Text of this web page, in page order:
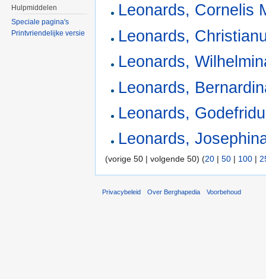
Leonards, Cornelis
Leonards,
Leonards,
Leonards,
Leonards,
Leonards,
(vorige 50 | volgende 50) (20 | 50 | 100 |
Hulpmiddelen
Speciale pagina's
Printvriendelijke versie
Privacybeleid Over Berghapedia Voorbehoud